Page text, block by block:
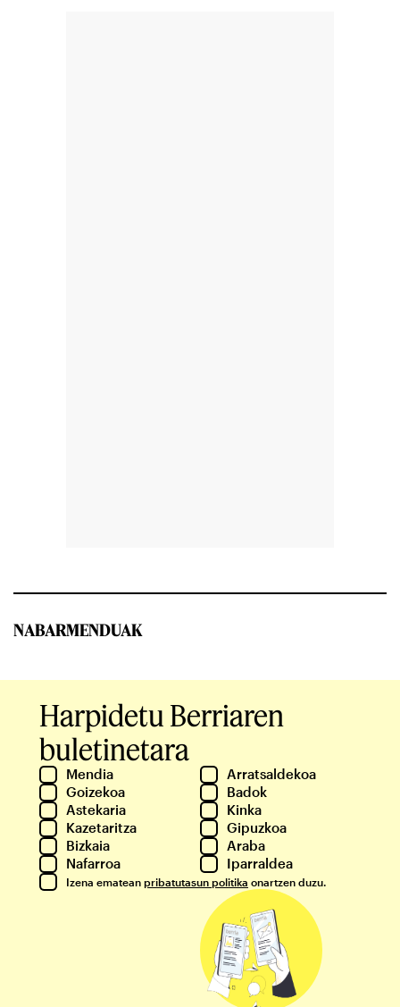
NABARMENDUAK
Harpidetu Berriaren
buletinetara
Mendia
Arratsaldekoa
Goizekoa
Badok
Astekaria
Kinka
Kazetaritza
Gipuzkoa
Bizkaia
Araba
Nafarroa
Iparraldea
Izena ematean pribatutasun politika onartzen duzu.